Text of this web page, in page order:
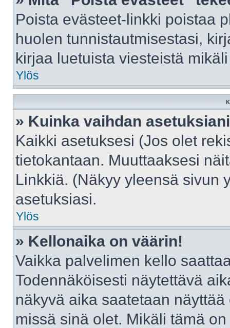
Poista evästeet-linkki poistaa
huolen tunnistautmisestasi,
kirjaa luetuista viesteistä
Ylös
» Kuinka vaihdan
Kaikki asetuksesi (Jos olet
tietokantaan. Muuttaaksesi
Linkkiä. (Näkyy yleensä sivun
asetuksiasi.
Ylös
» Kellonaika on väärin!
Vaikka palvelimen kello
Todennäköisesti näytettävä
näkyvä aika saatetaan
missä sinä olet. Mikäli tämä